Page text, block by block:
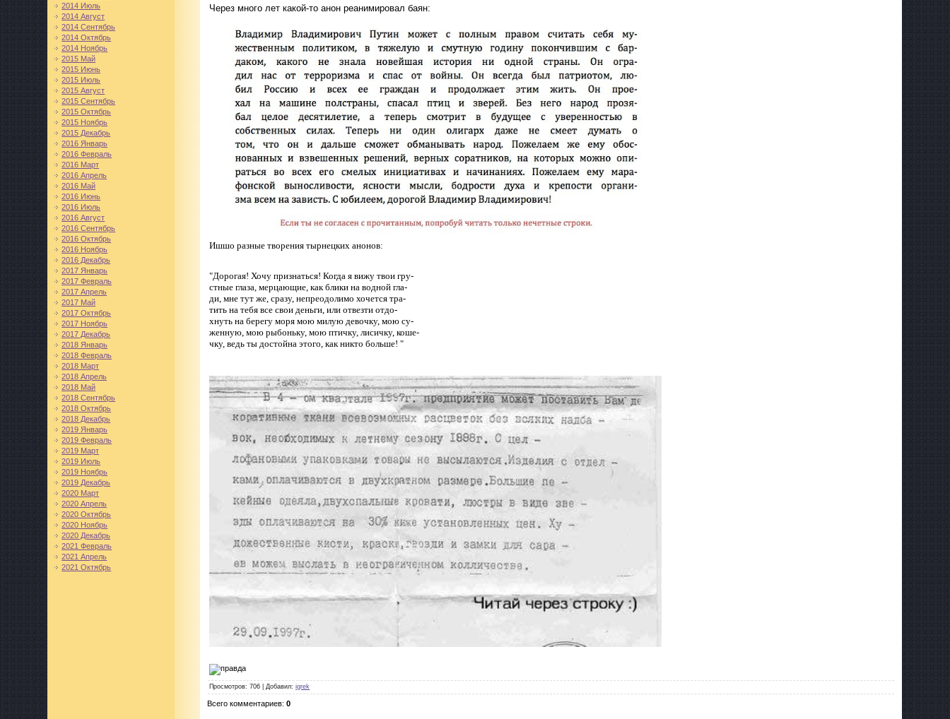
2014 Июль
2014 Август
2014 Сентябрь
2014 Октябрь
2014 Ноябрь
2015 Май
2015 Июнь
2015 Июль
2015 Август
2015 Сентябрь
2015 Октябрь
2015 Ноябрь
2015 Декабрь
2016 Январь
2016 Февраль
2016 Март
2016 Апрель
2016 Май
2016 Июнь
2016 Июль
2016 Август
2016 Сентябрь
2016 Октябрь
2016 Ноябрь
2016 Декабрь
2017 Январь
2017 Февраль
2017 Апрель
2017 Май
2017 Октябрь
2017 Ноябрь
2017 Декабрь
2018 Январь
2018 Февраль
2018 Март
2018 Апрель
2018 Май
2018 Сентябрь
2018 Октябрь
2018 Декабрь
2019 Январь
2019 Февраль
2019 Март
2019 Июль
2019 Ноябрь
2019 Декабрь
2020 Март
2020 Апрель
2020 Октябрь
2020 Ноябрь
2020 Декабрь
2021 Февраль
2021 Апрель
2021 Октябрь
Через много лет какой-то анон реанимировал баян:
Ишшо разные творения тырнецких анонов:
"Дорогая! Хочу признаться! Когда я вижу твои гру-
стные глаза, мерцающие, как блики на водной гла-
ди, мне тут же, сразу, непреодолимо хочется тра-
тить на тебя все свои деньги, или отвезти отдо-
хнуть на берегу моря мою милую девочку, мою су-
женную, мою рыбоньку, мою птичку, лисичку, коше-
чку, ведь ты достойна этого, как никто больше! "
Просмотров: 706 | Добавил:igrek
Всего комментариев:0